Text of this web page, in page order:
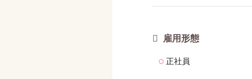
雇用形態
正社員